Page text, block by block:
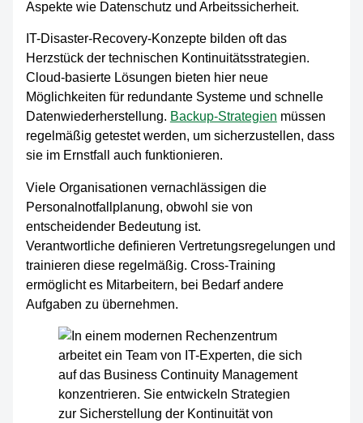
Aspekte wie Datenschutz und Arbeitssicherheit.
IT-Disaster-Recovery-Konzepte bilden oft das
Herzstück der technischen Kontinuitätsstrategien.
Cloud-basierte Lösungen bieten hier neue
Möglichkeiten für redundante Systeme und schnelle
Datenwiederherstellung. Backup-Strategien müssen
regelmäßig getestet werden, um sicherzustellen, dass
sie im Ernstfall auch funktionieren.
Viele Organisationen vernachlässigen die
Personalnotfallplanung, obwohl sie von
entscheidender Bedeutung ist.
Verantwortliche definieren Vertretungsregelungen und
trainieren diese regelmäßig. Cross-Training
ermöglicht es Mitarbeitern, bei Bedarf andere
Aufgaben zu übernehmen.